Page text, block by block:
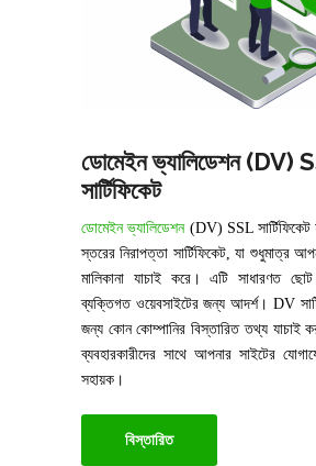
ডোমেইন ভ্যালিডেশন (DV)
সার্টিফিকেট
ডোমেইন ভ্যালিডেশন(DV) SSL সার্টিফিকেট
স্তরের নিরাপত্তা সার্টিফিকেট, যা শুধুমাত্র
মালিকানা যাচাই করে। এটি সাধারণত
ব্যক্তিগত ওয়েবসাইটের জন্য আদর্শ। DV
জন্য কোন কোম্পানির বিস্তারিত তথ্য যাচাই
ব্যবহারকারীদের সাথে আপনার সাইটের
সহায়ক।
বিস্তারিত